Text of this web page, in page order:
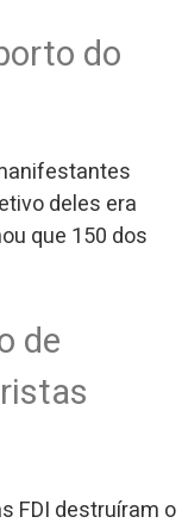
do
deles era
que 150 dos
de
FDI destruíram o